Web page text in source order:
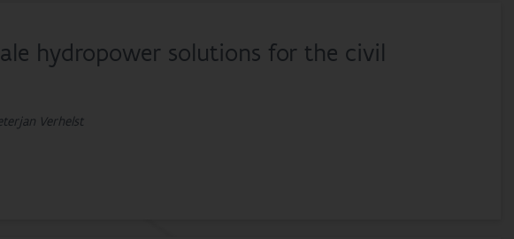
hydropower solutions for the civil
Verhelst